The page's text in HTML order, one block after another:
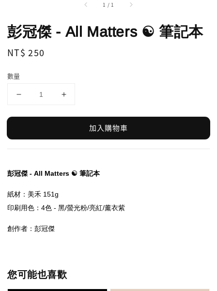
1 / 1
彭冠傑 - All Matters ☯ 筆記本
Regular
NT$ 250
數量
加入購物車
彭冠傑 - All Matters ☯ 筆記本
紙材：美禾 151
印刷用色：4色 - 黑/螢光粉/亮紅/薰衣紫
創作者：彭冠傑
您可能也喜歡